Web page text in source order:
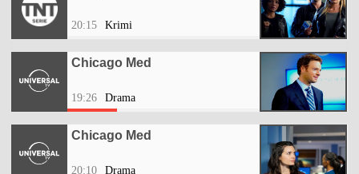
20:15 Krimi
Chicago Med
19:26 Drama
Chicago Med
20:10 Drama